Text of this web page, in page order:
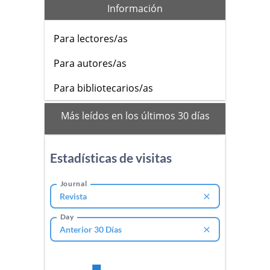
Información
Para lectores/as
Para autores/as
Para bibliotecarios/as
mas_vistos
Más leídos en los últimos 30 días